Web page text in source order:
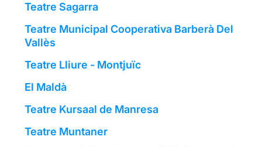
Teatre Sagarra
Teatre Municipal Cooperativa Barberà Del
Vallès
Teatre Lliure - Montjuïc
El Maldà
Teatre Kursaal de Manresa
Teatre Muntaner